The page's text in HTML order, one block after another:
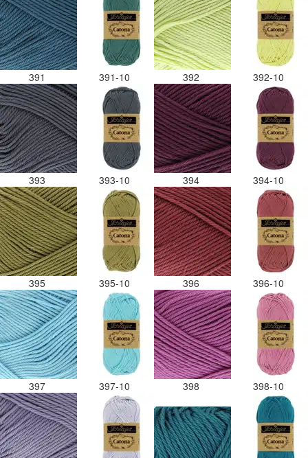
391 391-10 392 392-10
393 393-10 394 394-10
395 395-10 396 396-10
397 397-10 398 398-10